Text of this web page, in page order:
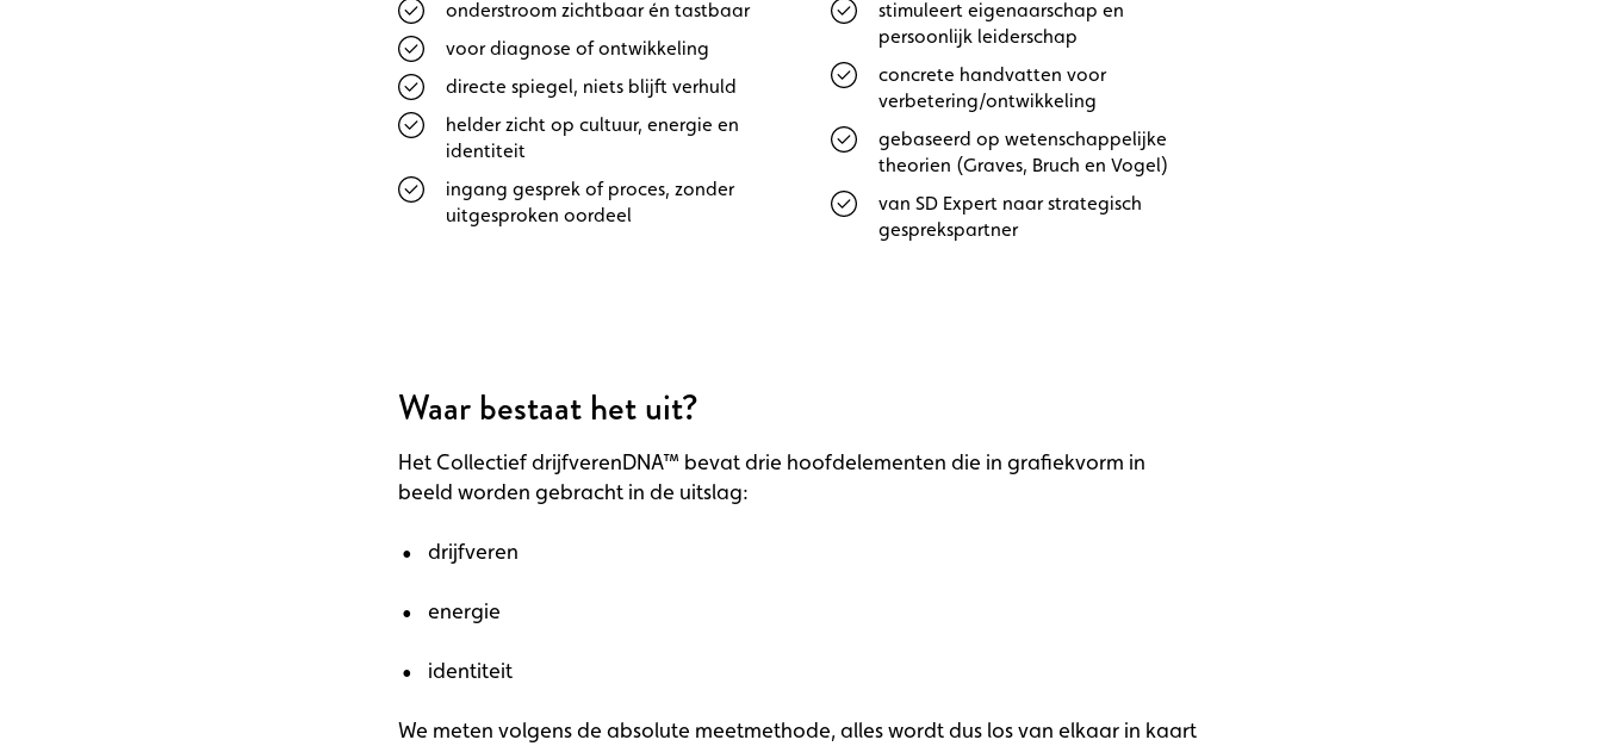
onderstroom zichtbaar én tastbaar
voor diagnose of ontwikkeling
directe spiegel, niets blijft verhuld
helder zicht op cultuur, energie en
identiteit
ingang gesprek of proces, zonder
uitgesproken oordeel
stimuleert eigenaarschap en
persoonlijk leiderschap
concrete handvatten voor
verbetering/ontwikkeling
gebaseerd op wetenschappelijke
theorien (Graves, Bruch en Vogel)
van SD Expert naar strategisch
gesprekspartner
Waar bestaat het uit?
Het Collectief drijfverenDNA™ bevat drie hoofdelementen die in grafiekvorm in
beeld worden gebracht in de uitslag:
drijfveren
energie
identiteit
We meten volgens de absolute meetmethode, alles wordt dus los van elkaar in kaart